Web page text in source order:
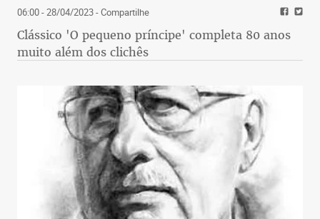
06:00 - 28/04/2023- Compartilhe
Clássico 'O pequeno príncipe' completa 80 anos
muito além dos clichês